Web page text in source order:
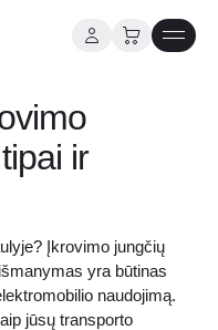
ir
Įkrovimo jungčių
yra būtinas
naudojimą.
jūsų transporto